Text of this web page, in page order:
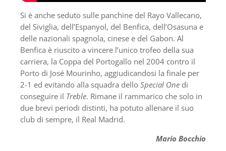
Si è anche seduto sulle panchine del Rayo Vallecano,
del Siviglia, dell’Espanyol, del Benfica, dell’Osasuna e
delle nazionali spagnola, cinese e del Gabon. Al
Benfica è riuscito a vincere l’unico trofeo della sua
carriera, la Coppa del Portogallo nel 2004 contro il
Porto di José Mourinho, aggiudicandosi la finale per
2-1 ed evitando alla squadra dello Special One di
conseguire il Treble. Rimane il rammarico che solo in
due brevi periodi distinti, ha potuto allenare il suo
club di sempre, il Real Madrid.
Mario Bocchio